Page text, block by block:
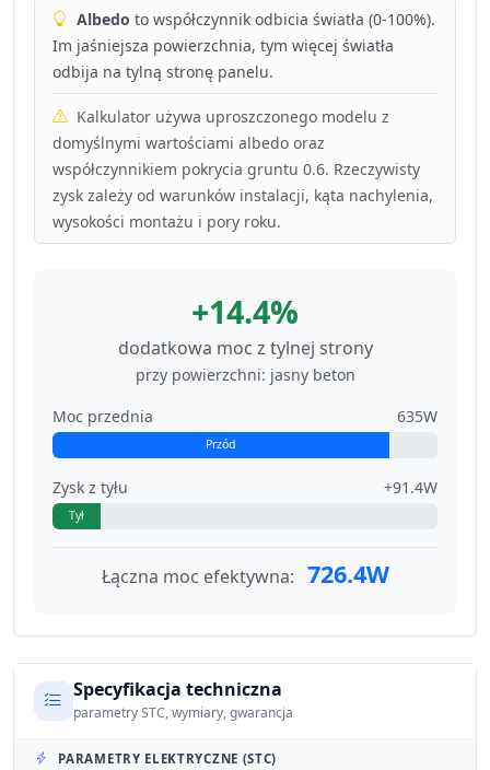
Albedo to współczynnik odbicia światła (0-100%).
Im jaśniejsza powierzchnia, tym więcej światła
odbija na tylną stronę panelu.
Kalkulator używa uproszczonego modelu z
domyślnymi wartościami albedo oraz
współczynnikiem pokrycia gruntu 0.6. Rzeczywisty
zysk zależy od warunków instalacji, kąta nachylenia,
wysokości montażu i pory roku.
+14.4%
dodatkowa moc z tylnej strony
przy powierzchni: jasny beton
Moc przednia
635W
Przód
Zysk z tyłu +91.4W
Tył
Łączna moc efektywna: 726.4W
Specyfikacja techniczna
parametry STC, wymiary, gwarancja
PARAMETRY ELEKTRYCZNE (STC)